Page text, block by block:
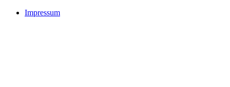
Impressum